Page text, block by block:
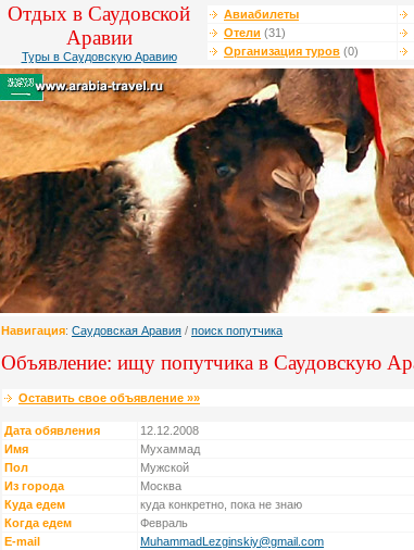
Отдых в Саудовской
Аравии
Туры в Саудовскую Аравию
Авиабилеты
Отели (31)
Организация туров (0)
Навигация: Саудовская Аравия / поиск попутчика
Объявление: ищу попутчика в Саудовскую
Оставить свое объявление »»
Дата обявления
12.12.2008
Имя
Мухаммад
Пол
Мужской
Из города
Москва
Куда едем
куда конкретно, пока не знаю
Когда едем
Февраль
E-mail
MuhammadLezginskiy@gmail.com